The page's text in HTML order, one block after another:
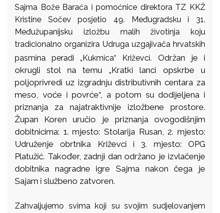
Sajma Bože Baraća i pomoćnice direktora TZ KKŽ
Kristine Sočev posjetio 49. Međugradsku i 31.
Međužupanijsku izložbu malih životinja koju
tradicionalno organizira Udruga uzgajivača hrvatskih
pasmina peradi „Kukmica“
Križevci.
Održan je i
okrugli stol na temu „Kratki lanci opskrbe u
poljoprivredi uz izgradnju distributivnih centara za
meso, voće i povrće“, a potom su dodijeljena i
priznanja za najatraktivnije izložbene prostore.
Župan Koren uručio je priznanja ovogodišnjim
dobitnicima: 1. mjesto: Stolarija Rusan, 2. mjesto:
Udruženje obrtnika Križevci i 3. mjesto: OPG
Platužić. Također, zadnji dan održano je izvlačenje
dobitnika nagradne igre Sajma nakon čega je
Sajam i službeno zatvoren.
Zahvaljujemo svima koji su svojim sudjelovanjem